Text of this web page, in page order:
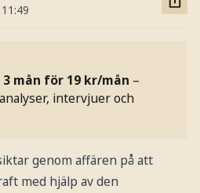
mån för 19 kr/mån –
intervjuer och
genom affären på att
med hjälp av den